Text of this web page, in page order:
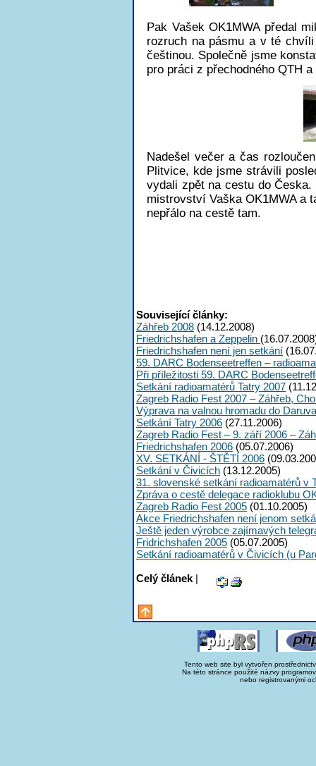
Pak Vašek OK1MWA předal
rozruch na pásmu a v té
češtinou. Společně jsme
pro práci z přechodného QTH
Nadešel večer a čas
Plitvice, kde jsme strávili
vydali zpět na cestu do
mistrovství Vaška OK1MWA a
nepřálo na cestě tam.
Související články:
Záhřeb 2008 (14.12.2008)
Friedrichshafen a Zeppelin
Friedrichshafen není jen setkání
59. DARC Bodenseetreffen –
Při příležitosti 59. DARC
Setkání radioamatérů Tatry 2007
Zagreb Radio Fest 2007 – Záhřeb,
Výprava na valnou hromadu do
Setkání Tatry 2006 (27.11.2006)
Zagreb Radio Fest – 9. září 2006 –
Friedrichshafen 2006 (05.07.2006)
XV. SETKÁNÍ - ŠTĚTÍ 2006
Setkání v Čivicích (13.12.2005)
31. slovenské setkání radioamatérů v
Zpráva o cestě delegace radioklubu
Zagreb Radio Fest 2005 (01.10.2005)
Akce Friedrichshafen není jenom
Ještě jeden výrobce zajímavých
Fridrichshafen 2005 (05.07.2005)
Setkání radioamatérů v Čivicích (u
Celý článek |
Tento web site byl vytvořen
Na této stránce použité názvy
nebo registrovanými